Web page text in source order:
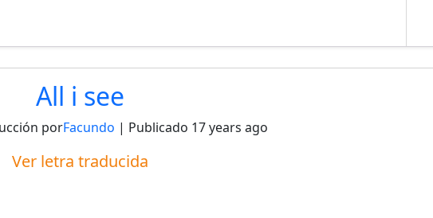
All i see
porFacundo | Publicado 17 years ago
Ver letra traducida